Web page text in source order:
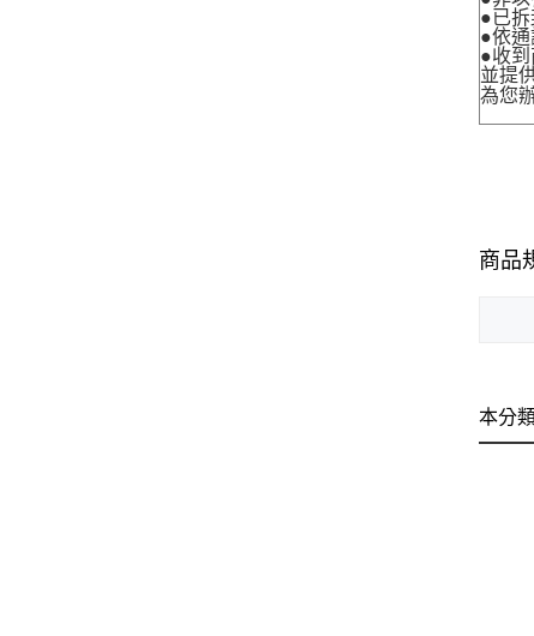
●已拆
●依通
●收
並提
為您
商品
本分